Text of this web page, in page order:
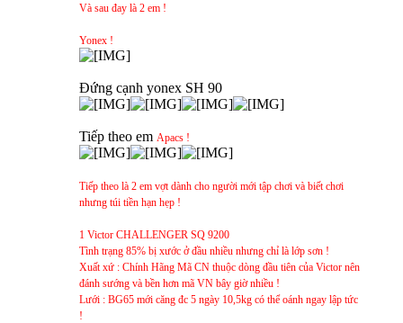
Và sau đay là 2 em !
Yonex !
Đứng cạnh yonex SH 90
Tiếp theo em Apacs !
Tiếp theo là 2 em vợt dành cho người mới tập chơi và biết chơi
nhưng túi tiền hạn hẹp !
1 Victor CHALLENGER SQ 9200
Tình trạng 85% bị xước ở đầu nhiều nhưng chỉ là lớp sơn !
Xuất xứ : Chính Hãng Mã CN thuộc dòng đầu tiên của Victor nên
đánh sướng và bền hơn mã VN bây giờ nhiều !
Lưới : BG65 mới căng đc 5 ngày 10,5kg có thể oánh ngay lập tức
!